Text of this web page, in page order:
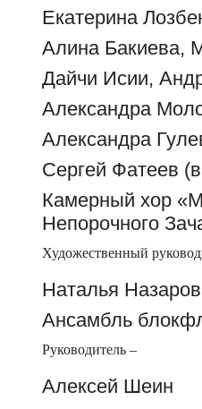
Екатерина
Алина Бакиева,
Дайчи Исии,
Александра
Александра
Сергей Фатеев
Камерный хор
Непорочного
Художественный
Наталья
Ансамбль
Руководитель –
Алексей Шеин